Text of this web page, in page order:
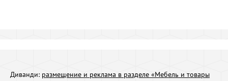
Диванди: размещение и реклама в разделе «Мебель и товары